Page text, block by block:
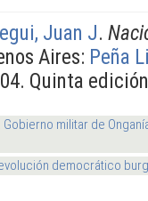
Juan J.
Aires: Peña
Quinta
militar de
democrático